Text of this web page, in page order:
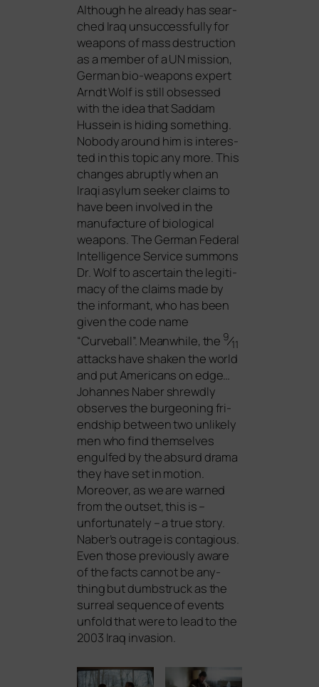
Although he alre­a­dy has sear­
ched Iraq unsuc­cessful­ly for
wea­pons of mass des­truc­tion
as a mem­ber of aUN mis­si­on,
German bio-wea­pons expert
Arndt Wolf is still obses­sed
with the idea that Saddam
Hussein is hiding some­thing.
Nobody around him is inte­res­
ted in this topic any more. This
chan­ges abrupt­ly when an
Iraqi asyl­um see­ker claims to
have been invol­ved in the
manu­fac­tu­re of bio­lo­gi­cal
wea­pons. The German Federal
Intelligence Service sum­mons
Dr. Wolf to ascer­tain the legi­ti­
ma­cy of the claims made by
the infor­mant, who has been
given the code name
“Curveball”. Meanwhile, the 9⁄11
attacks have shaken the world
and put Americans on edge…
Johannes Naber shrewd­ly
obser­ves the bur­geo­ning fri­
end­ship bet­ween two unli­kely
men who find them­sel­ves
engul­fed by the absurd dra­ma
they have set in moti­on.
Moreover, as we are war­ned
from the out­set, this is –
unfort­u­na­te­ly – a true sto­ry.
Naber’s outra­ge is con­ta­gious.
Even tho­se pre­vious­ly awa­re
of the facts can­not be any­
thing but dumb­s­truck as the
sur­re­al sequence of events
unfold that were to lead to the
2003 Iraq invasion.